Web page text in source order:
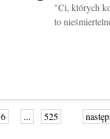
"Ci, których
to
6 ... 525